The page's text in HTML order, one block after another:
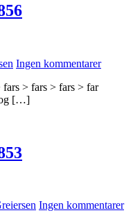
Ingen kommentarer
> fars > fars > far
og […]
Ingen kommentarer